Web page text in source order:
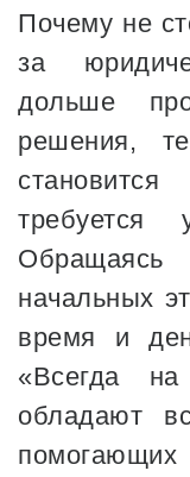
Почему не
за
дольше
решения,
начальных
время и
«Всегда
обладают